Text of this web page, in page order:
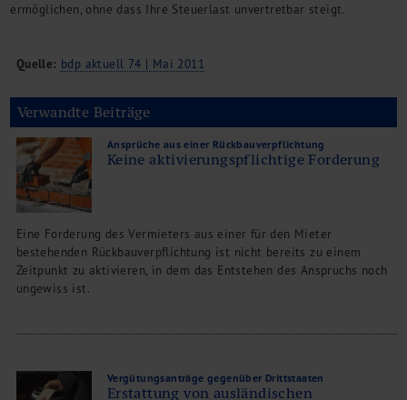
ermöglichen, ohne dass Ihre Steuerlast unvertretbar steigt.
Quelle: bdp aktuell 74 | Mai 2011
Verwandte Beiträge
Ansprüche aus einer Rückbauverpflichtung
Keine aktivierungspflichtige Forderung
Eine Forderung des Vermieters aus einer für den Mieter
bestehenden Rückbauverpflichtung ist nicht bereits zu einem
Zeitpunkt zu aktivieren, in dem das Entstehen des Anspruchs noch
ungewiss ist.
Vergütungsanträge gegenüber Drittstaaten
Erstattung von ausländischen